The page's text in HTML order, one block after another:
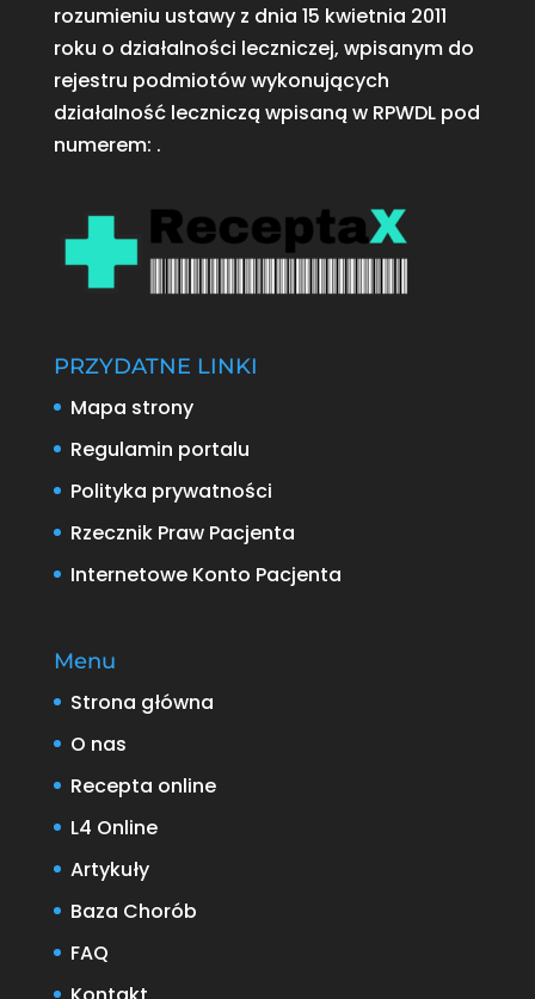
rozumieniu ustawy z dnia 15 kwietnia 2011
roku o działalności leczniczej, wpisanym do
rejestru podmiotów wykonujących
działalność leczniczą wpisaną w RPWDL pod
numerem: .
PRZYDATNE LINKI
Mapa strony
Regulamin portalu
Polityka prywatności
Rzecznik Praw Pacjenta
Internetowe Konto Pacjenta
Menu
Strona główna
O nas
Recepta online
L4 Online
Artykuły
Baza Chorób
FAQ